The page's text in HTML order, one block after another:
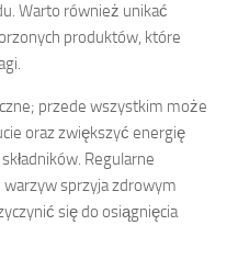
Warto również unikać
produktów, które
przede wszystkim może
oraz zwiększyć energię
Regularne
sprzyja zdrowym
się do osiągnięcia